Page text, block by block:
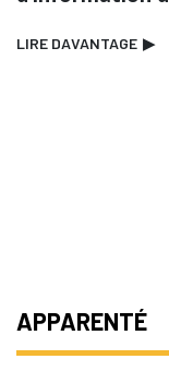
LIRE DAVANTAGE ▶
APPARENTÉ